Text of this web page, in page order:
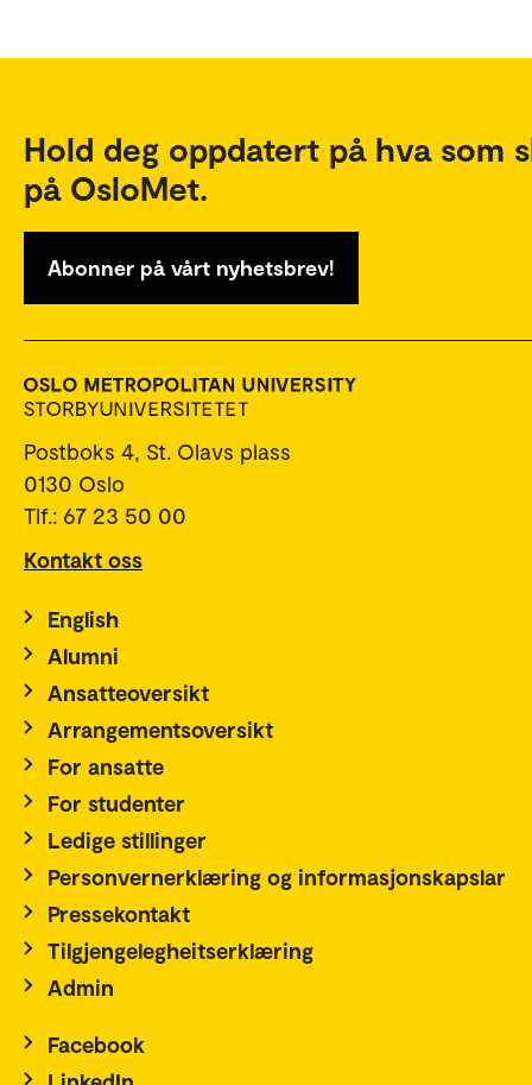
Hold deg oppdatert på hva som
på OsloMet.
Abonner på vårt nyhetsbrev!
Postboks 4, St. Olavs plass
0130 Oslo
Tlf.: 67 23 50 00
Kontakt oss
English
Alumni
Ansatteoversikt
Arrangementsoversikt
For ansatte
For studenter
Ledige stillinger
Personvernerklæring og informasjonskapslar
Pressekontakt
Tilgjengelegheitserklæring
Admin
Facebook